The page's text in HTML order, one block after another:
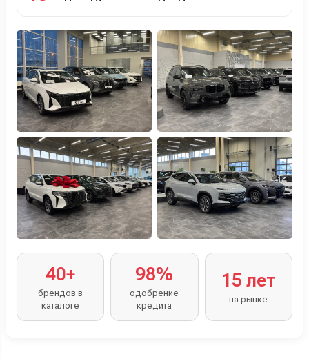
оформлением.
40+
брендов в
каталоге
98%
одобрение
кредита
15 лет
на рынке